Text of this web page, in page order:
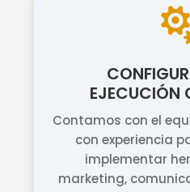
EJECUCIÓN
Contamos con el
con experiencia
implementar
marketing,